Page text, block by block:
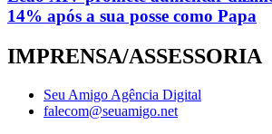
14% após a sua posse como Papa
IMPRENSA/ASSESSORIA
Seu Amigo Agência Digital
falecom@seuamigo.net